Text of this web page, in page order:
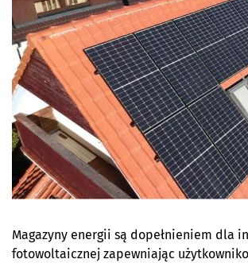
Magazyny energii są dopełnieniem dla
fotowoltaicznej zapewniając